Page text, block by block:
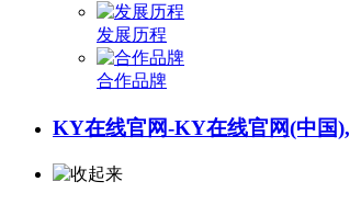
发展历程
合作品牌
KY在线官网-KY在线官网(中国),